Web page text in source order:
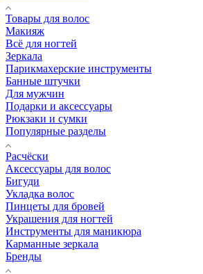
Товары для волос
Макияж
Всё для ногтей
Зеркала
Парикмахерские инструменты
Банные штучки
Для мужчин
Подарки и аксессуары
Рюкзаки и сумки
Популярные разделы
Расчёски
Аксессуары для волос
Бигуди
Укладка волос
Пинцеты для бровей
Украшения для ногтей
Инструменты для маникюра
Карманные зеркала
Бренды